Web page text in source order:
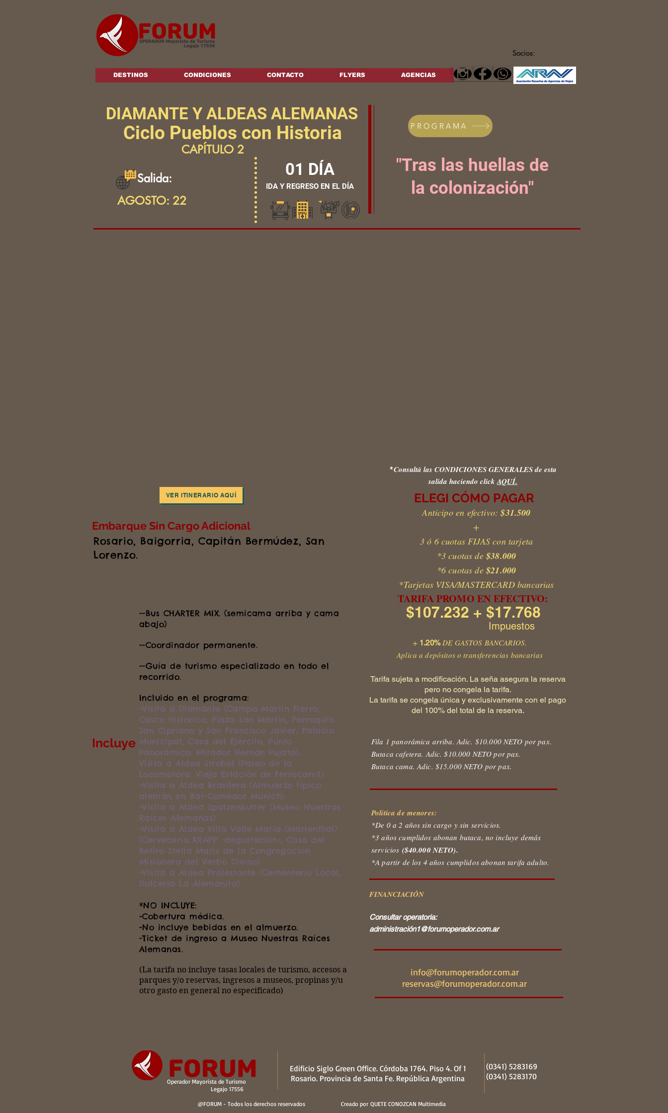
Socios:
DESTINOS CONDICIONES CONTACTO FLYERS AGENCIAS
DIAMANTE Y ALDEAS ALEMANAS
Salida:
AGOSTO: 22
01 DÍA
IDA Y REGRESO EN EL DÍA
PROGRAMA
"Tras las huellas de
la colonización"
Ciclo Pueblos con Historia
CAPÍTULO 2
VER ITINERARIO AQUÍ
Embarque Sin Cargo Adicional
Rosario, Baigorria, Capitán Bermúdez, San
Lorenzo.
Incluye
--Bus CHARTER MIX. (semicama arriba y cama
abajo)
--Coordinador permanente.
--Guía de turismo especializado en todo el
recorrido.
Incluido en el programa:
-Visita a Diamante (Campo Martín Fierro,
Casco Histórico, Plaza San Martín, Parroquia
San Cipriano y San Francisco Javier, Palacio
Municipal, Casa del Ejército, Punto
Panorámico: Mirador Hernán Pujato).
Visita a Aldea Strobel (Paseo de la
Locomotora: Vieja Estación de Ferrocarril).
-Visita a Aldea Brasilera (Almuerzo típico
alemán en Bar-Comedor Munich).
-Visita a Aldea Spatzenkutter (Museo Nuestras
Raíces Alemanas).
-Visita a Aldea Villa Valle María (Marienthal)
(Cervecería KRAPP -degustación-, Casa del
Retiro Stella Maris de la Congregación
Misionera del Verbo Divino).
-Visita a Aldea Protestante (Cementerio Local,
Dulcería La Alemanita).
*NO INCLUYE:
-Cobertura médica.
-No incluye bebidas en el almuerzo.
-Ticket de ingreso a Museo Nuestras Raíces
Alemanas.
(La tarifa no incluye tasas locales de turismo, accesos a
parques y/o reservas, ingresos a museos, propinas y/u
otro gasto en general no especificado)
TARIFA PROMO EN EFECTIVO:
$107.232 + $17.768
+ 1.20%DE GASTOS BANCARIOS.
Aplica a depósitos o transferencias bancarias
*Consultá las CONDICIONES GENERALES de esta
salida haciendo clickAQUÍ.
ELEGI CÓMO PAGAR
Anticipo en efectivo:$31.500
+
3 ó 6 cuotas FIJAS con tarjeta
*3 cuotas de$38.000
*6 cuotas de$21.000
*Tarjetas VISA/MASTERCARD bancarias
Impuestos
Tarifa sujeta a modificación. La seña asegura la reserva
pero no congela la tarifa.
La tarifa se congela única y exclusivamente con el pago
del 100% del total de la reserva.
Fila 1 panorámica arriba. Adic. $10.000 NETO por pax.
Butaca cafetera. Adic. $10.000 NETO por pax.
Butaca cama. Adic. $15.000 NETO por pax.
Política de menores:
*De 0 a 2 años sin cargo y sin servicios.
*3 años cumplidos abonan butaca, no incluye demás
servicios ($40.000 NETO).
*A partir de los 4 años cumplidos abonan tarifa adulto.
FINANCIACIÓN
Consultar operatoria:
administración1@forumoperador.com.ar
info@forumoperador.com.ar
reservas@forumoperador.com.ar
Operador Mayorista de Turismo
Legajo 17556
Edificio Siglo Green Office. Córdoba 1764. Piso 4. Of 1
Rosario. Provincia de Santa Fe. República Argentina
(0341) 5283169
(0341) 5283170
@FORUM - Todos los derechos reservados Creado por QUETE CONOZCAN Multimedia